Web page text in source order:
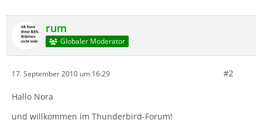
rum
Globaler Moderator
17. September 2010 um 16:29 #2
Hallo Nora
und willkommen im Thunderbird-Forum!